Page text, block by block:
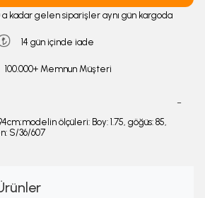
a kadar gelen siparişler aynı gün kargoda
14 gün içinde iade
100.000+ Memnun Müşteri
ölçüleri: Boy: 1.75, göğüs: 85,
S/36/607